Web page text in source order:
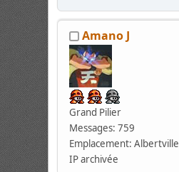
Amano J
Grand Pilier
Messages: 759
Emplacement: Albertville
IP archivée